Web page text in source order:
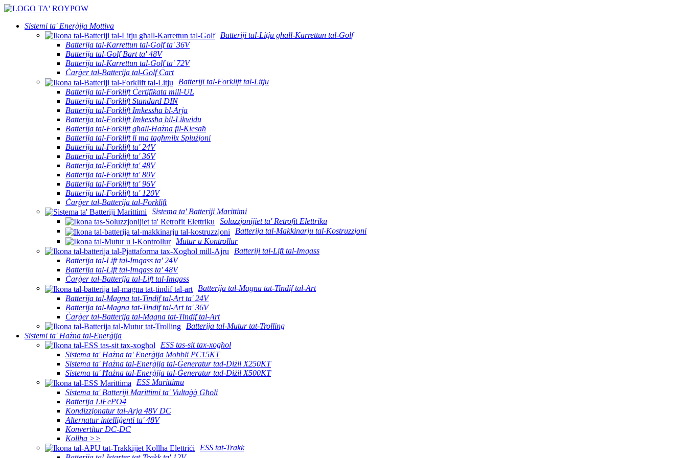
Sistemi ta' Enerġija Mottiva
Batteriji tal-Litju għall-Karrettun tal-Golf
Batterija tal-Karrettun tal-Golf ta' 36V
Batterija tal-Golf Bart ta' 48V
Batterija tal-Karrettun tal-Golf ta' 72V
Ċarġer tal-Batterija tal-Golf Cart
Batteriji tal-Forklift tal-Litju
Batterija tal-Forklift Ċertifikata mill-UL
Batterija tal-Forklift Standard DIN
Batterija tal-Forklift Imkessħa bl-Arja
Batterija tal-Forklift Imkessħa bil-Likwidu
Batterija tal-Forklift għall-Ħażna fil-Kiesaħ
Batterija tal-Forklift li ma tagħmilx Splużjoni
Batterija tal-Forklift ta' 24V
Batterija tal-Forklift ta' 36V
Batterija tal-Forklift ta' 48V
Batterija tal-Forklift ta' 80V
Batterija tal-Forklift ta' 96V
Batterija tal-Forklift ta' 120V
Ċarġer tal-Batterija tal-Forklift
Sistema ta' Batteriji Marittimi
Soluzzjonijiet ta' Retrofit Elettriku
Batterija tal-Makkinarju tal-Kostruzzjoni
Mutur u Kontrollur
Batteriji tal-Lift tal-Imqass
Batterija tal-Lift tal-Imqass ta' 24V
Batterija tal-Lift tal-Imqass ta' 48V
Ċarġer tal-Batterija tal-Lift tal-Imqass
Batterija tal-Magna tat-Tindif tal-Art
Batterija tal-Magna tat-Tindif tal-Art ta' 24V
Batterija tal-Magna tat-Tindif tal-Art ta' 36V
Ċarġer tal-Batterija tal-Magna tat-Tindif tal-Art
Batterija tal-Mutur tat-Trolling
Sistemi ta' Ħażna tal-Enerġija
ESS tas-sit tax-xogħol
Sistema ta' Ħażna ta' Enerġija Mobbli PC15KT
Sistema ta' Ħażna tal-Enerġija tal-Ġeneratur tad-Diżil X250KT
Sistema ta' Ħażna tal-Enerġija tal-Ġeneratur tad-Diżil X500KT
ESS Marittimu
Sistema ta' Batteriji Marittimi ta' Vultaġġ Għoli
Batterija LiFePO4
Kondizzjonatur tal-Arja 48V DC
Alternatur intelliġenti ta' 48V
Konvertitur DC-DC
Kollha >>
ESS tat-Trakk